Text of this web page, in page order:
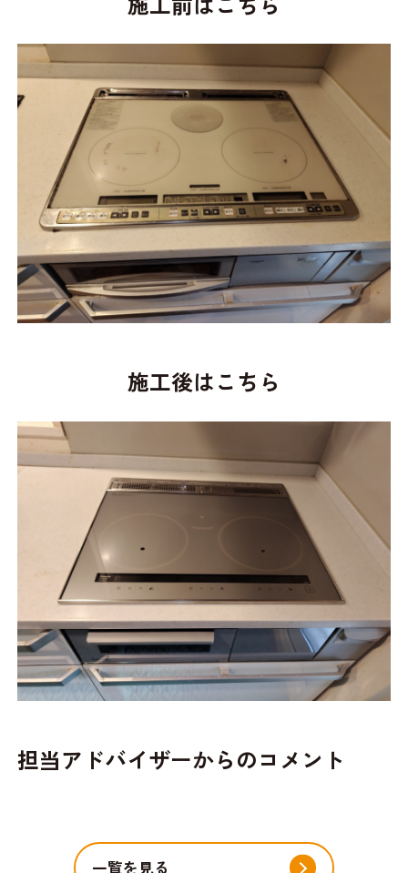
施工後はこちら
担当アドバイザーからのコメント
一覧を見る